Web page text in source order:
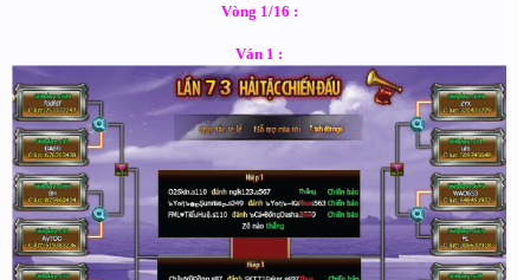
Vòng 1/16 :
Ván 1 :